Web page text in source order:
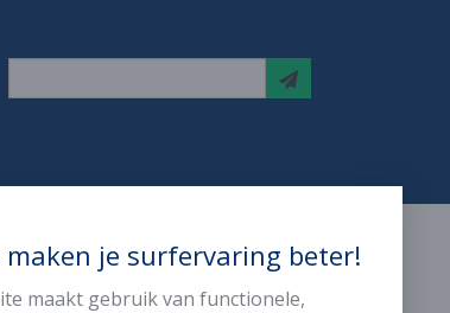
Contact
maken je surfervaring beter!
maakt gebruik van functionele,